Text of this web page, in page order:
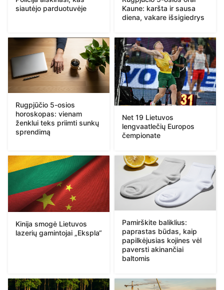
siautėjo parduotuvėje
Kaune: karšta ir sausa
diena, vakare išsigiedrys
Rugpjūčio 5-osios
horoskopas: vienam
ženklui teks priimti sunkų
sprendimą
Net 19 Lietuvos
lengvaatlečių Europos
čempionate
Kinija smogė Lietuvos
lazerių gamintojai „Ekspla“
Pamirškite baliklius:
paprastas būdas, kaip
papilkėjusias kojines vėl
paversti akinančiai
baltomis